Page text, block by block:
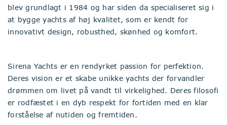
blev grundlagt i 1984 og har siden da specialiseret sig i
at bygge yachts af høj kvalitet, som er kendt for
innovativt design, robusthed, skønhed og komfort.
Sirena Yachts er en rendyrket passion for perfektion.
Deres vision er et skabe unikke yachts der forvandler
drømmen om livet på vandt til virkelighed. Deres filosofi
er rodfæstet i en dyb respekt for fortiden med en klar
forståelse af nutiden og fremtiden.